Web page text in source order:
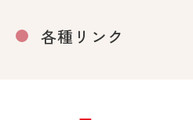
各種リンク